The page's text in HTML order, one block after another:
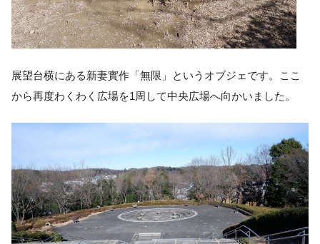
展望台横にある新妻實作「無限」というオブジェです。ここ
から再度わくわく広場を1周して中央広場へ向かいました。